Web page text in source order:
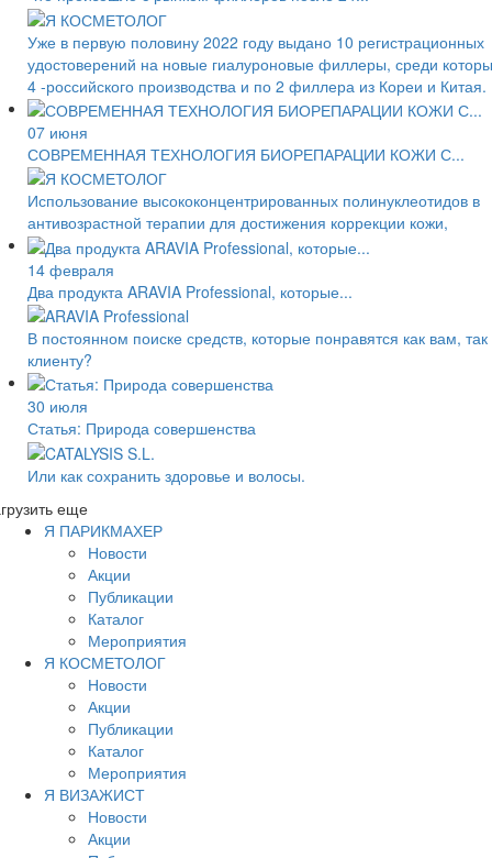
Уже в первую половину 2022 году выдано 10 регистрационных
удостоверений на новые гиалуроновые филлеры, среди
4 -российского производства и по 2 филлера из Кореи и Китая.
07 июня
СОВРЕМЕННАЯ ТЕХНОЛОГИЯ БИОРЕПАРАЦИИ КОЖИ С...
Использование высококонцентрированных полинуклеотидов в
антивозрастной терапии для достижения коррекции кожи,
14 февраля
Два продукта ARAVIA Professional, которые...
В постоянном поиске средств, которые понравятся как вам, так
клиенту?
30 июля
Статья: Природа совершенства
Или как сохранить здоровье и волосы.
еще
Я ПАРИКМАХЕР
Новости
Акции
Публикации
Каталог
Мероприятия
Я КОСМЕТОЛОГ
Новости
Акции
Публикации
Каталог
Мероприятия
Я ВИЗАЖИСТ
Новости
Акции